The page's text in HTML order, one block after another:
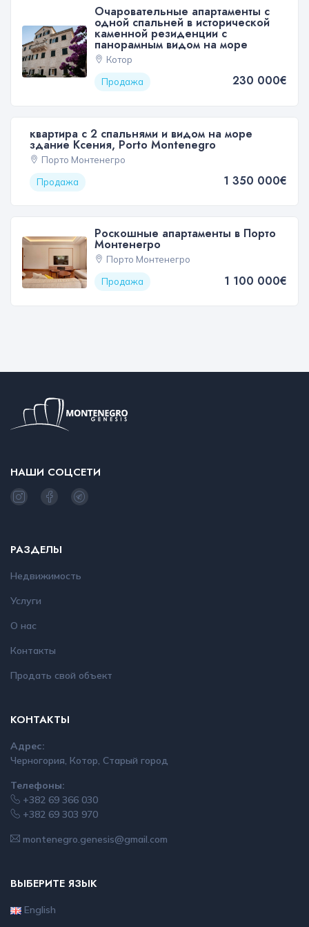
Очаровательные апартаменты с
одной спальней в исторической
каменной резиденции с
панорамным видом на море
Котор
Продажа
230 000€
квартира с 2 спальнями и видом на море
здание Ксения, Porto Montenegro
Порто Монтенегро
Продажа
1 350 000€
Роскошные апартаменты в Порто
Монтенегро
Порто Монтенегро
Продажа
1 100 000€
НАШИ СОЦСЕТИ
РАЗДЕЛЫ
Недвижимость
Услуги
О нас
Контакты
Продать свой объект
КОНТАКТЫ
Адрес:
Черногория, Котор, Старый город
Телефоны:
+382 69 366 030
+382 69 303 970
montenegro.genesis@gmail.com
ВЫБЕРИТЕ ЯЗЫК
English